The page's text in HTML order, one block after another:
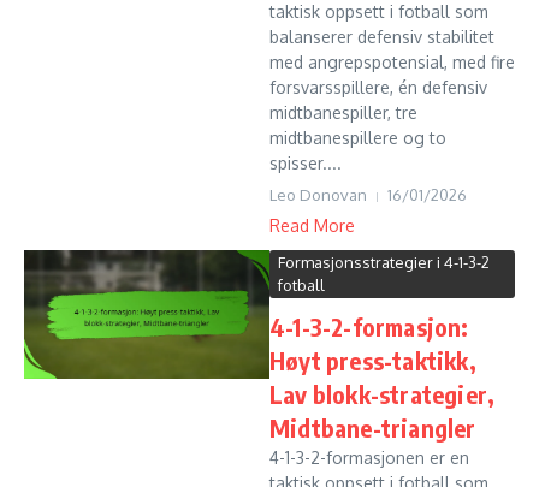
taktisk oppsett i fotball som
balanserer defensiv stabilitet
med angrepspotensial, med fire
forsvarsspillere, én defensiv
midtbanespiller, tre
midtbanespillere og to
spisser....
Leo Donovan 16/01/2026
Read More
Formasjonsstrategier i 4-1-3-2
fotball
4-1-3-2-formasjon:
Høyt press-taktikk,
Lav blokk-strategier,
Midtbane-triangler
4-1-3-2-formasjonen er en
taktisk oppsett i fotball som